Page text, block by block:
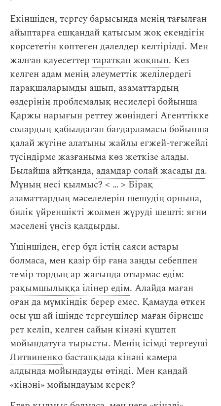
Екіншіден, тергеу барысында менің тағылған
айыптарға ешқандай қатысым жоқ екендігін
көрсететін көптеген дәлелдер келтірілді. Мен
жалған қауесеттер таратқан жоқпын. Кез
келген адам менің әлеуметтік желілердегі
парақшаларымды ашып, азаматтардың
өздерінің проблемалық несиелері бойынша
Қаржы нарығын реттеу жөніндегі Агенттікке
солардың қабылдаған бағдарламасы бойынша
қалай жүгіне алатыны жайлы егжей-тегжейлі
түсіндірме жазғаныма көз жеткізе алады.
Былайша айтқанда, адамдар солай жасады да.
Мұның несі қылмыс? < … > Бірақ
азаматтардың мәселелерін шешудің орнына,
билік үйреншікті жолмен жүруді шешті: яғни
мәселені үнсіз қалдырды.
Үшіншіден, егер бұл істің саяси астары
болмаса, мен қазір бір ғана заңды себеппен
темір тордың ар жағында отырмас едім:
рақымшылыққа ілінер едім. Алайда маған
оған да мүмкіндік берер емес. Қамауда өткен
осы үш ай ішінде тергеушілер маған бірнеше
рет келіп, келген сайын кінәні күштеп
мойындатуға тырысты. Менің ісімді тергеуші
Литвиненко бастапқыда кінәні камера
алдында мойындауды өтінді. Мен қандай
«кінәні» мойындауым керек?